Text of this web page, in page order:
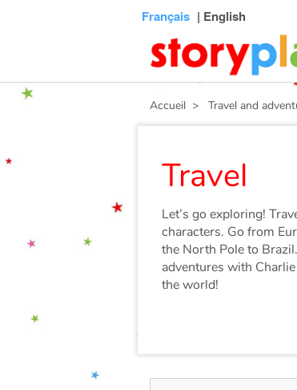
Français | English
Accueil > Travel and
Travel
Let’s go exploring!
characters. Go from
the North Pole to
adventures with
the world!